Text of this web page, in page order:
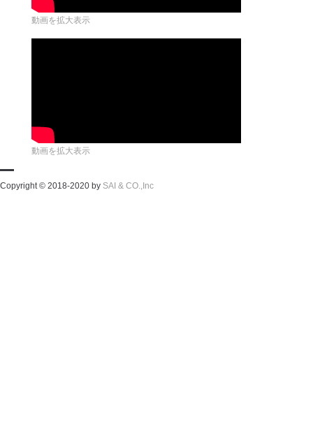
動画を拡大表示
動画を拡大表示
Copyright © 2018-2020 by SAI & CO.,Inc